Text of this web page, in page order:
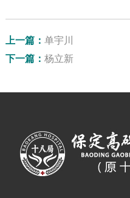
上一篇： 单宇川
下一篇： 杨立新